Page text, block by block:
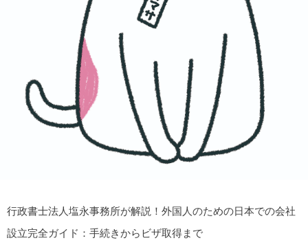
行政書士法人塩永事務所が解説！外国人のための日本での会社
設立完全ガイド：手続きからビザ取得まで